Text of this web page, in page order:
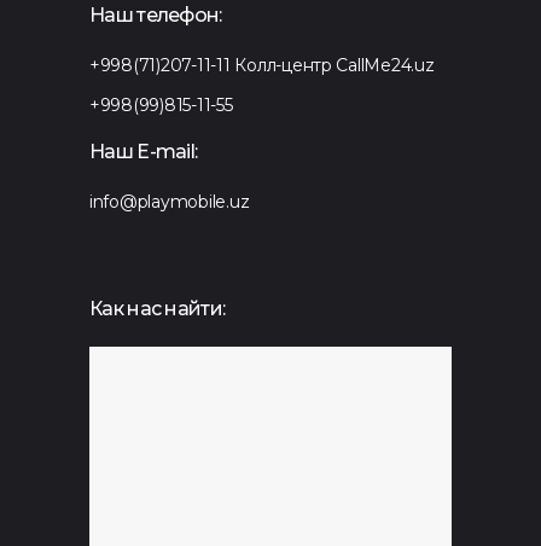
Наш телефон:
+998(71)207-11-11 Колл-центр CallMe24.uz
+998(99)815-11-55
Наш E-mail:
info@playmobile.uz
Как нас найти: